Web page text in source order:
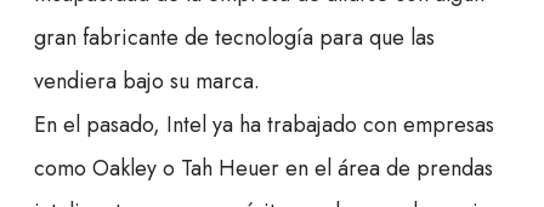
gran fabricante de tecnología para que las
vendiera bajo su marca.
En el pasado, Intel ya ha trabajado con empresas
como Oakley o Tah Heuer en el área de prendas